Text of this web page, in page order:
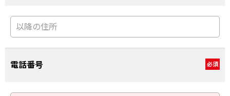
電話番号 必須